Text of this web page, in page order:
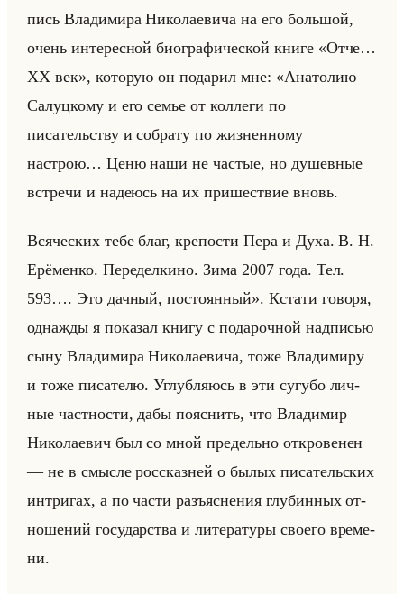
пись Вла­ди­ми­ра Ни­ко­ла­еви­ча на его большой,
очень ин­те­рес­ной био­гра­фи­че­ской книге «Отче…
ХХ век», ко­то­рую он по­да­рил мне: «Анатолию
Салуцкому и его семье от коллеги по
писательству и собрату по жизненному
настрою… Ценю наши не частые, но душевные
встречи и надеюсь на их пришествие вновь.
Всяческих тебе благ, крепости Пера и Духа. В. Н.
Ерёменко. Переделкино. Зима 2007 года. Тел.
593…. Это дачный, постоянный». Кста­ти го­во­ря,
од­наж­ды я по­ка­зал книгу с по­да­роч­ной над­пи­сью
сыну Вла­ди­ми­ра Ни­ко­ла­еви­ча, тоже Вла­ди­ми­ру
и тоже пи­са­те­лю. Углуб­ля­юсь в эти су­гу­бо лич­
ные част­но­сти, дабы по­яс­нить, что Вла­ди­мир
Ни­ко­ла­евич был со мной пре­дельно от­кро­ве­нен
— не в смыс­ле рос­сказ­ней о былых пи­са­тельских
ин­три­гах, а по части разъяс­не­ния глу­бин­ных от­
но­ше­ний го­су­дар­ства и ли­те­ра­ту­ры сво­его вре­ме­
ни.